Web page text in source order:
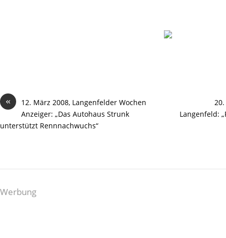
«
12. März 2008, Langenfelder Wochen
Anzeiger: „Das Autohaus Strunk
unterstützt Rennnachwuchs“
Langenfeld:
Werbung